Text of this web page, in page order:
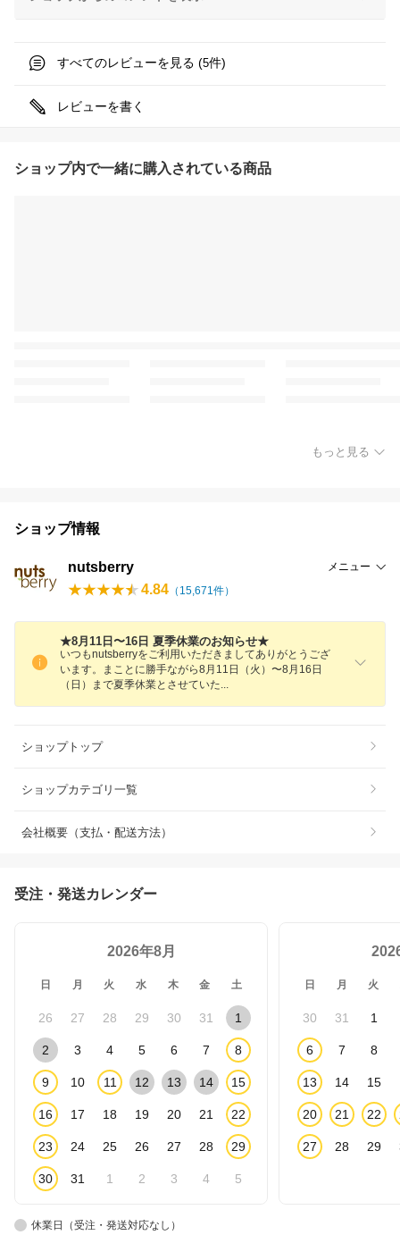
すべてのレビューを見る (5件)
レビューを書く
ショップ内で一緒に購入されている商品
もっと見る
ショップ情報
nutsberry メニュー
4.84 （ 15,671 件）
★8月11日〜16日 夏季休業のお知らせ★
いつもnutsberryをご利用いただきましてありがとうござ
います。まことに勝手ながら8月11日（火）〜8月16日
（日）まで夏季休業とさせていた
ショップトップ
ショップカテゴリ一覧
会社概要（支払・配送方法）
受注・発送カレンダー
2026年8月
日 月 火 水 木 金 土
26 27 28 29 30 31 1
2 3 4 5 6 7 8
9 10 11 12 13 14 15
16 17 18 19 20 21 22
23 24 25 26 27 28 29
30 31 1 2 3 4 5
日 月 火
30 31 1
6 7 8
13 14 15
20 21 22
27 28 29
休業日（受注・発送対応なし）